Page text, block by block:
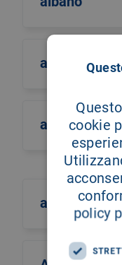
albero della
alberto
alberto
cookie
policy